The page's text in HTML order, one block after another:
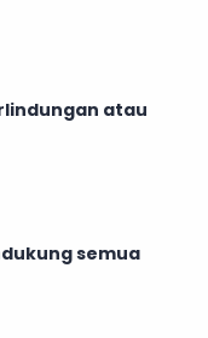
atau
semua